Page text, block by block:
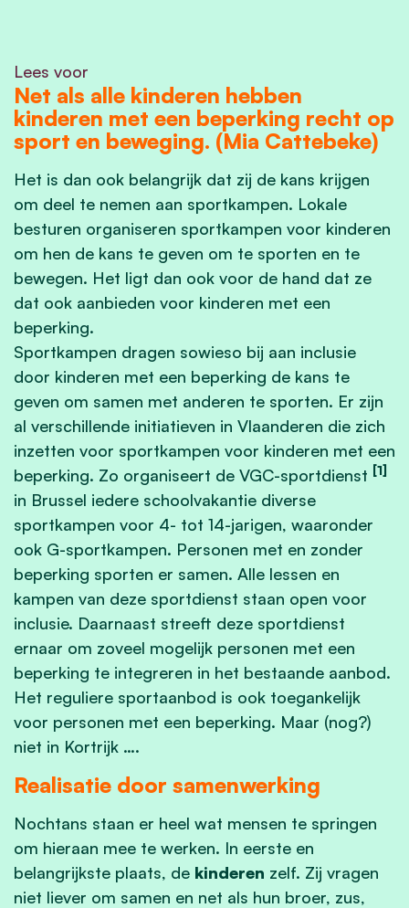
Lees voor
Net als alle kinderen hebben
kinderen met een beperking recht op
sport en beweging. (Mia Cattebeke)
Het is dan ook belangrijk dat zij de kans krijgen
om deel te nemen aan sportkampen. Lokale
besturen organiseren sportkampen voor kinderen
om hen de kans te geven om te sporten en te
bewegen. Het ligt dan ook voor de hand dat ze
dat ook aanbieden voor kinderen met een
beperking.
Sportkampen dragen sowieso bij aan inclusie
door kinderen met een beperking de kans te
geven om samen met anderen te sporten. Er zijn
al verschillende initiatieven in Vlaanderen die zich
inzetten voor sportkampen voor kinderen met een
beperking. Zo organiseert de VGC-sportdienst [1]
in Brussel iedere schoolvakantie diverse
sportkampen voor 4- tot 14-jarigen, waaronder
ook G-sportkampen. Personen met en zonder
beperking sporten er samen. Alle lessen en
kampen van deze sportdienst staan open voor
inclusie. Daarnaast streeft deze sportdienst
ernaar om zoveel mogelijk personen met een
beperking te integreren in het bestaande aanbod.
Het reguliere sportaanbod is ook toegankelijk
voor personen met een beperking. Maar (nog?)
niet in Kortrijk ….
Realisatie door samenwerking
Nochtans staan er heel wat mensen te springen
om hieraan mee te werken. In eerste en
belangrijkste plaats, de kinderen zelf. Zij vragen
niet liever om samen en net als hun broer, zus,